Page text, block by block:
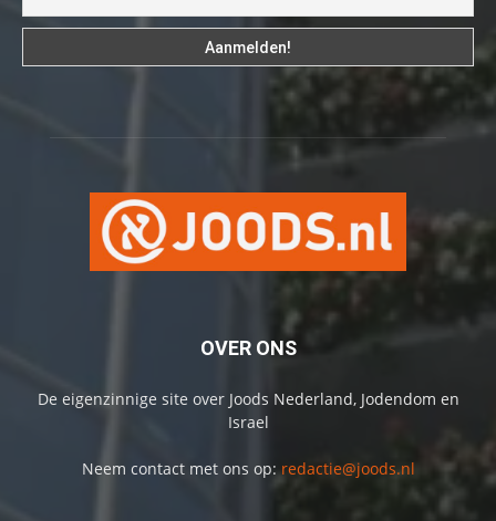
OVER ONS
De eigenzinnige site over Joods Nederland, Jodendom en
Israel
Neem contact met ons op: redactie@joods.nl